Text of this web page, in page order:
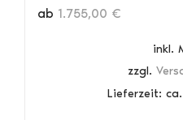
ab 1.755,00 €
inkl.
zzgl.
Lieferzeit: